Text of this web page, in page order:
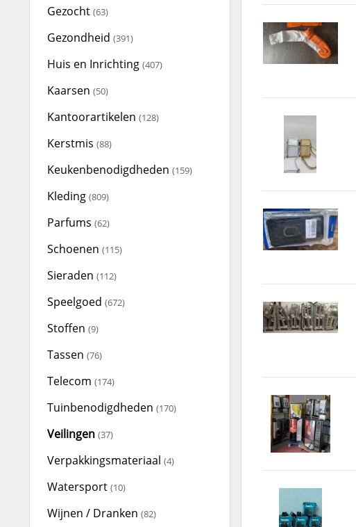
Gezocht (63)
Gezondheid (391)
Huis en Inrichting (407)
Kaarsen (50)
Kantoorartikelen (128)
Kerstmis (88)
Keukenbenodigdheden (159)
Kleding (809)
Parfums (62)
Schoenen (115)
Sieraden (112)
Speelgoed (672)
Stoffen (9)
Tassen (76)
Telecom (174)
Tuinbenodigdheden (170)
Veilingen (37)
Verpakkingsmateriaal (4)
Watersport (10)
Wijnen / Dranken (82)